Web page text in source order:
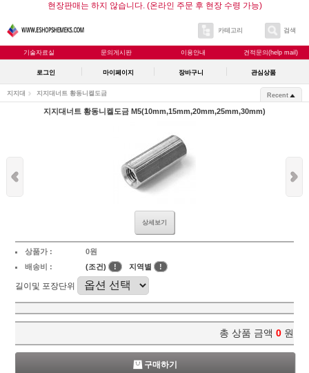
현장판매는 하지 않습니다. (온라인 주문 후 현장 수령 가능)
카테고리 검색
기술자료실 문의게시판 이용안내 견적문의(help mail)
로그인 마이페이지 장바구니 관심상품
지지대 지지대너트 황동니켈도금 Recent
지지대너트 황동니켈도금 M5(10mm,15mm,20mm,25mm,30mm)
상세보기
상품가 :
0원
배송비 :
(조건) ! 지역별 !
길이및 포장단위
총 상품 금액 0 원
구매하기